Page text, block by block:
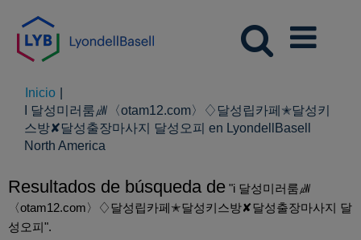
Inicio
I 달성미러룸㎼〈otam12.com〉♢달성립카페✭달성키
스방✘달성출장마사지 달성오피 en LyondellBasell
North America
Resultados de búsqueda de "i 달성미러룸㎼
〈otam12.com〉♢달성립카페✭달성키스방✘달성출장마사지 달
성오피".